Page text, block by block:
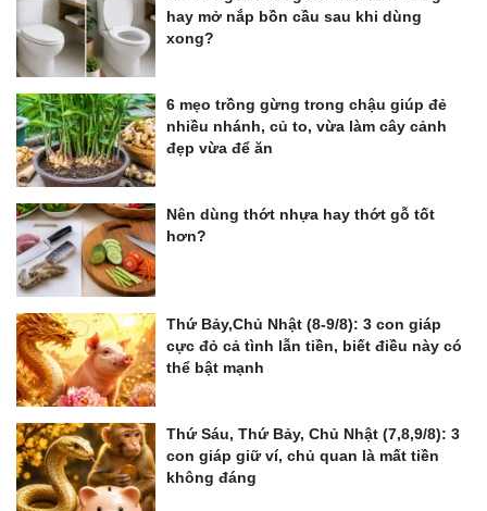
hay mở nắp bồn cầu sau khi dùng
xong?
6 mẹo trồng gừng trong chậu giúp đẻ
nhiều nhánh, củ to, vừa làm cây cảnh
đẹp vừa để ăn
Nên dùng thớt nhựa hay thớt gỗ tốt
hơn?
Thứ Bảy,Chủ Nhật (8-9/8): 3 con giáp
cực đỏ cả tình lẫn tiền, biết điều này có
thể bật mạnh
Thứ Sáu, Thứ Bảy, Chủ Nhật (7,8,9/8): 3
con giáp giữ ví, chủ quan là mất tiền
không đáng